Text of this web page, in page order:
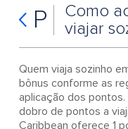
P
Como
viajar
Quem viaja sozinho
bônus conforme as
aplicação dos
dobro de pontos a
Caribbean oferece 1